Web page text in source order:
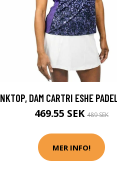
DAM CARTRI ESHE
469.55 SEK 489 SEK
MER INFO!